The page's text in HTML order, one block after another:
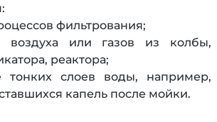
фильтрования;
или газов из колбы,
реактора;
слоев воды, например,
капель после мойки.